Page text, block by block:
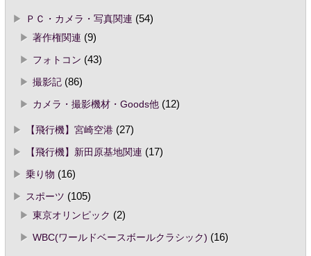
ＰＣ・カメラ・写真関連 (54)
著作権関連 (9)
フォトコン (43)
撮影記(86)
カメラ・撮影機材・Goods他(12)
【飛行機】宮崎空港(27)
【飛行機】新田原基地関連 (17)
乗り物 (16)
スポーツ (105)
東京オリンピック (2)
WBC(ワールドベースボールクラシック) (16)